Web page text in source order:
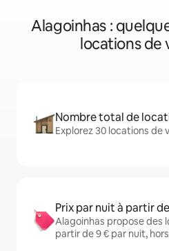
Alagoinhas :
locations de
Nombre total de
Explorez 30 locations de
Prix par nuit à partir de
Alagoinhas propose des
partir de 9 € par nuit,